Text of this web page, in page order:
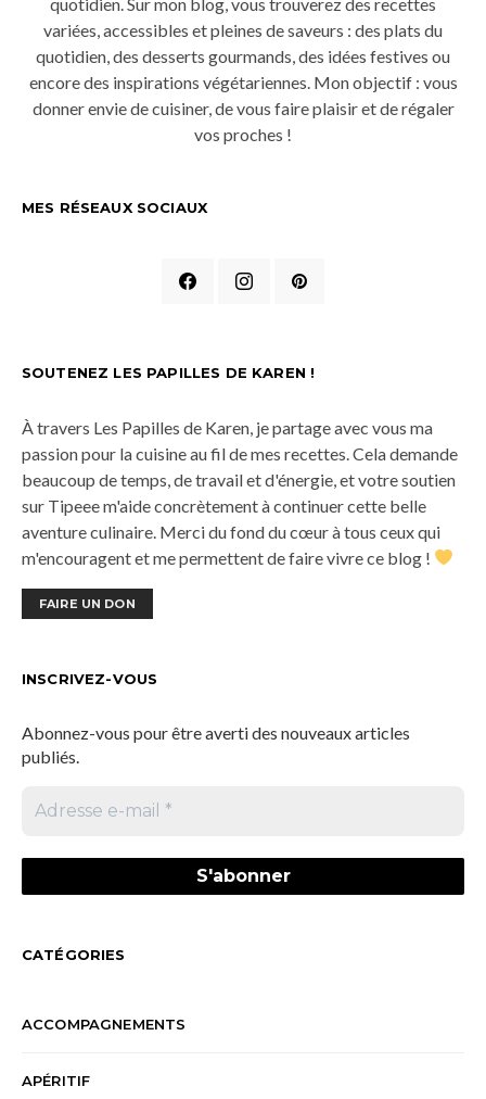
variées, accessibles et pleines de saveurs : des plats du
quotidien, des desserts gourmands, des idées festives ou
encore des inspirations végétariennes. Mon objectif : vous
donner envie de cuisiner, de vous faire plaisir et de régaler
vos proches !
MES RÉSEAUX SOCIAUX
SOUTENEZ LES PAPILLES DE KAREN !
À travers Les Papilles de Karen, je partage avec vous ma
passion pour la cuisine au fil de mes recettes. Cela demande
beaucoup de temps, de travail et d'énergie, et votre soutien
sur Tipeee m'aide concrètement à continuer cette belle
aventure culinaire. Merci du fond du cœur à tous ceux qui
m'encouragent et me permettent de faire vivre ce blog !
FAIRE UN DON
INSCRIVEZ-VOUS
Abonnez-vous pour être averti des nouveaux articles
publiés.
CATÉGORIES
ACCOMPAGNEMENTS
APÉRITIF